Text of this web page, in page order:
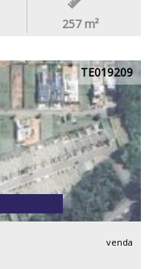
257 m²
TE019209
venda